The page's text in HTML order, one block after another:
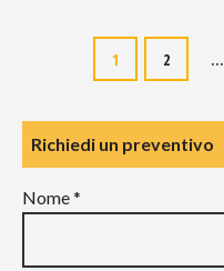
Navigazione
articoli
1 2 …
Richiedi un preventivo
Nome *